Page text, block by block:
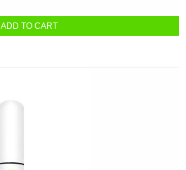
ADD TO CART